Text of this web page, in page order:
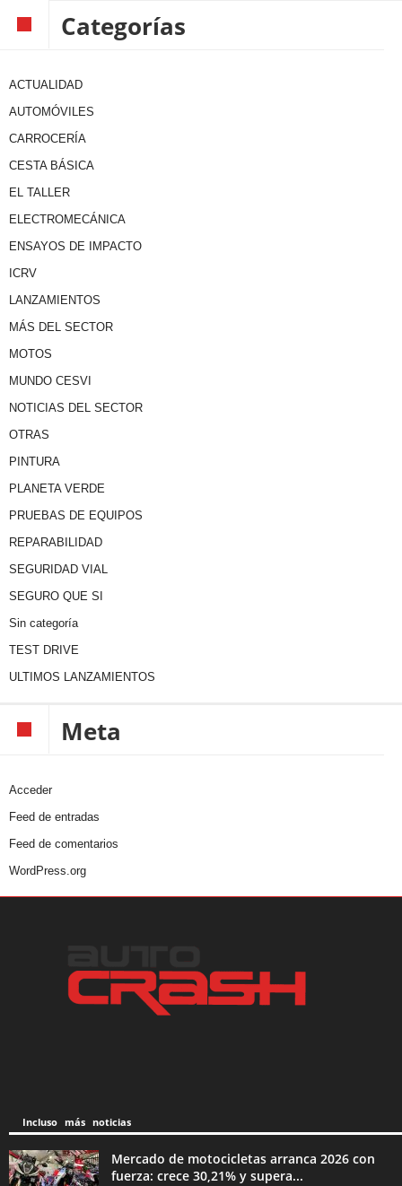
Categorías
ACTUALIDAD
AUTOMÓVILES
CARROCERÍA
CESTA BÁSICA
EL TALLER
ELECTROMECÁNICA
ENSAYOS DE IMPACTO
ICRV
LANZAMIENTOS
MÁS DEL SECTOR
MOTOS
MUNDO CESVI
NOTICIAS DEL SECTOR
OTRAS
PINTURA
PLANETA VERDE
PRUEBAS DE EQUIPOS
REPARABILIDAD
SEGURIDAD VIAL
SEGURO QUE SI
Sin categoría
TEST DRIVE
ULTIMOS LANZAMIENTOS
Meta
Acceder
Feed de entradas
Feed de comentarios
WordPress.org
Incluso más noticias
Mercado de motocicletas arranca 2026 con
fuerza: crece 30,21% y supera...